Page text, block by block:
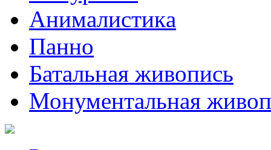
Анималистикa
Панно
Батальная живопись
Монументальная